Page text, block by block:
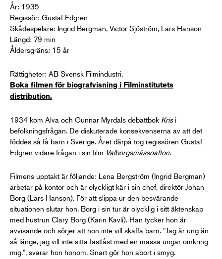
År: 1935
Regissör: Gustaf Edgren
Skådespelare: Ingrid Bergman, Victor Sjöström, Lars Hanson
Längd: 79 min
Åldersgräns: 15 år
Rättigheter: AB Svensk Filmindustri.
Boka filmen för biografvisning i Filminstitutets
distribution.
1934 kom Alva och Gunnar Myrdals debattbok Krisi
befolkningsfrågan. De diskuterade konsekvenserna av att det
föddes så få barn i Sverige. Året därpå tog regissören Gustaf
Edgren vidare frågan i sin film Valborgsmässoafton.
Filmens upptakt är följande: Lena Bergström (Ingrid Bergman)
arbetar på kontor och är olyckligt kär i sin chef, direktör Johan
Borg (Lars Hanson). För att slippa ur den besvärande
situationen slutar hon. Borg i sin tur är olycklig i sitt äktenskap
med hustrun Clary Borg (Karin Kavli). Han tycker hon är
avvisande och sörjer att hon inte vill skaffa barn. "Jag är ung än
så länge, jag vill inte sitta fastlåst med en massa ungar omkring
mig.", svarar hon honom. Snart gör hon abort i smyg.